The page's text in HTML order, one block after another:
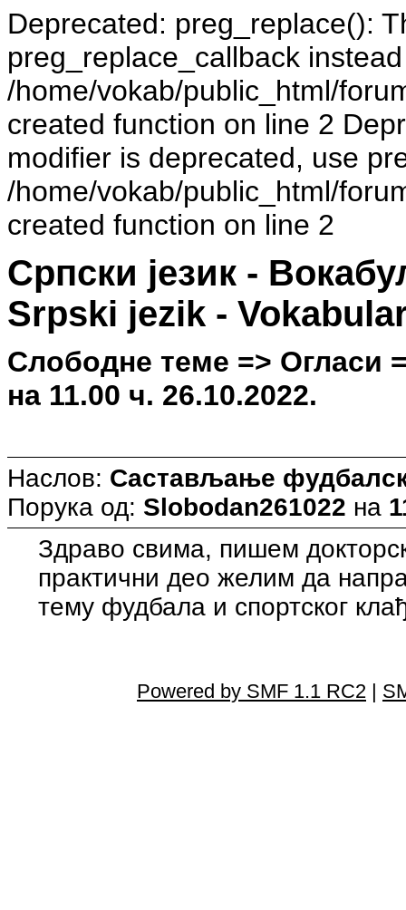
Deprecated: preg_replace():
preg_replace_callback
/home/vokab/public_html/
created function on line 2
modifier is deprecated, use
/home/vokab/public_html/
created function on line 2
Српски језик -
Srpski jezik -
Слободне теме => Огласи
на 11.00 ч. 26.10.2022.
Наслов: Састављање
Порука од: Slobodan261022 на
Здраво свима, пишем
практични део желим да
тему фудбала и спортског
Powered by SMF 1.1 RC2 |